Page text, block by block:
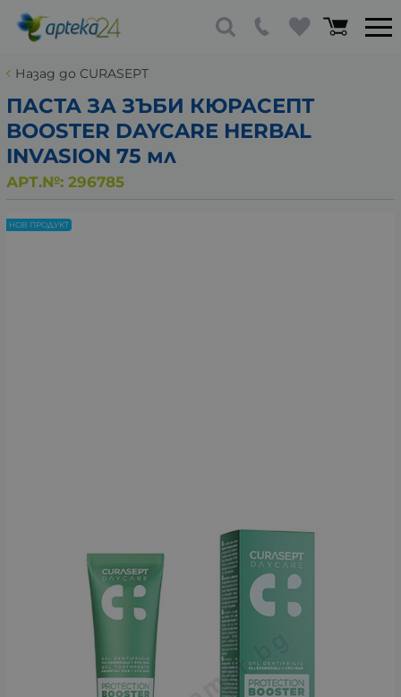
Назад до CURASEPT
ПАСТА ЗА ЗЪБИ КЮРАСЕПТ
BOOSTER DAYCARE HERBAL
INVASION 75 мл
АРТ.№: 296785
НОВ ПРОДУКТ